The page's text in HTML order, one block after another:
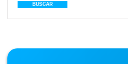
BUSCAR